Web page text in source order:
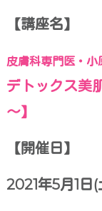
【講座名】
皮膚科専門医・
デトックス美
～】
【開催日】
2021年5月1日